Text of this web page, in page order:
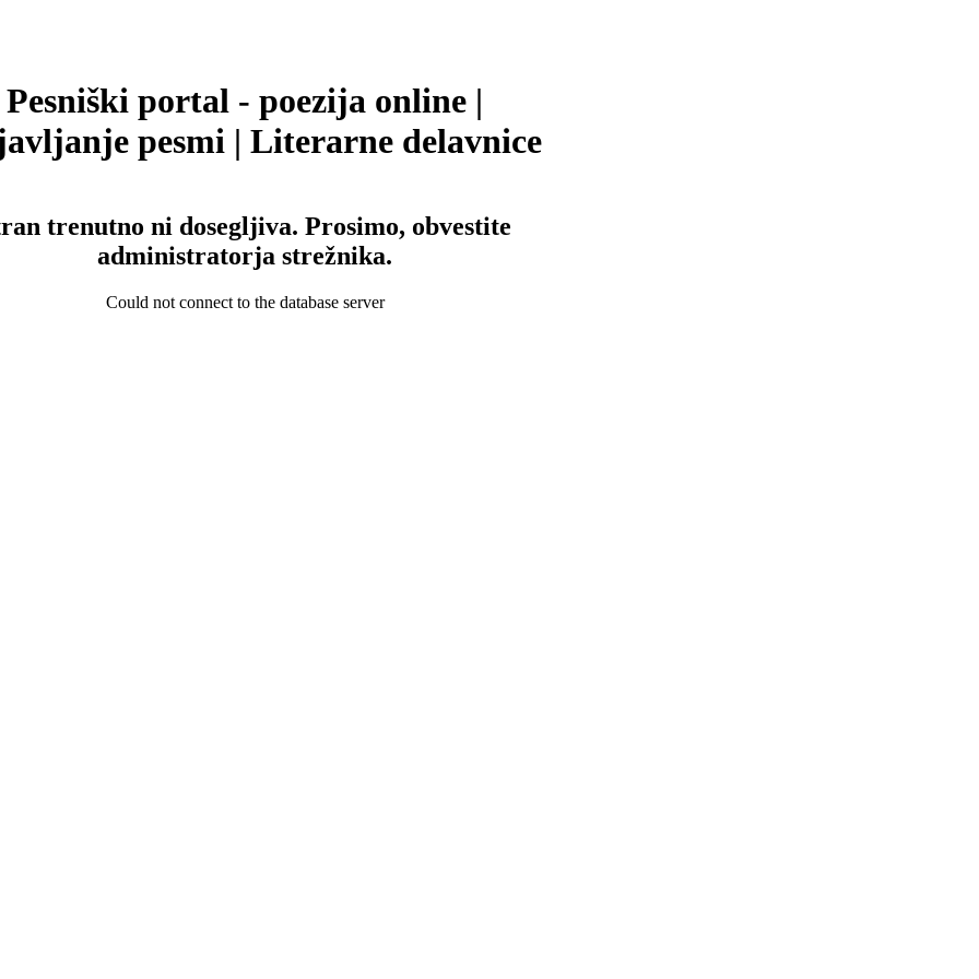
Pesniški portal - poezija online |
pesmi | Literarne delavnice
trenutno ni dosegljiva. Prosimo, obvestite
administratorja strežnika.
Could not connect to the database server